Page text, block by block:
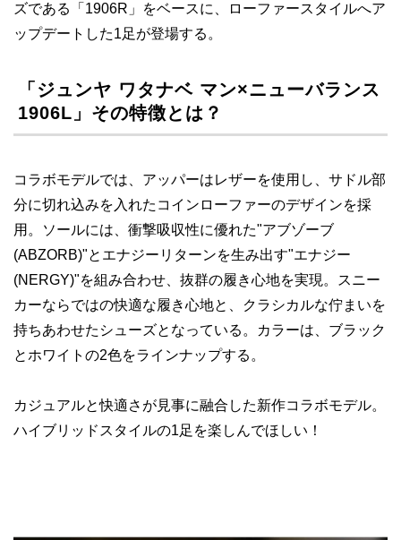
ズである「1906R」をベースに、ローファースタイルへア
ップデートした1足が登場する。
「ジュンヤ ワタナベ マン×ニューバランス
1906L」その特徴とは？
コラボモデルでは、アッパーはレザーを使用し、サドル部
分に切れ込みを入れたコインローファーのデザインを採
用。ソールには、衝撃吸収性に優れた"アブゾーブ
(ABZORB)"とエナジーリターンを生み出す"エナジー
(NERGY)"を組み合わせ、抜群の履き心地を実現。スニー
カーならではの快適な履き心地と、クラシカルな佇まいを
持ちあわせたシューズとなっている。カラーは、ブラック
とホワイトの2色をラインナップする。
カジュアルと快適さが見事に融合した新作コラボモデル。
ハイブリッドスタイルの1足を楽しんでほしい！